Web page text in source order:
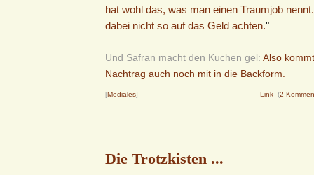
hat wohl das, was man einen Traumjob
dabei nicht so auf das Geld achten."
Und Safran macht den Kuchen gel: Also
Nachtrag auch noch mit in die Backform.
[Mediales] Link (2
Die Trotzkisten ...